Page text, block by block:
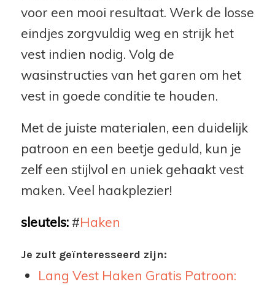
voor een mooi resultaat. Werk de losse
eindjes zorgvuldig weg en strijk het
vest indien nodig. Volg de
wasinstructies van het garen om het
vest in goede conditie te houden.
Met de juiste materialen, een duidelijk
patroon en een beetje geduld, kun je
zelf een stijlvol en uniek gehaakt vest
maken. Veel haakplezier!
sleutels:#Haken
Je zult geïnteresseerd zijn:
Lang Vest Haken Gratis Patroon: